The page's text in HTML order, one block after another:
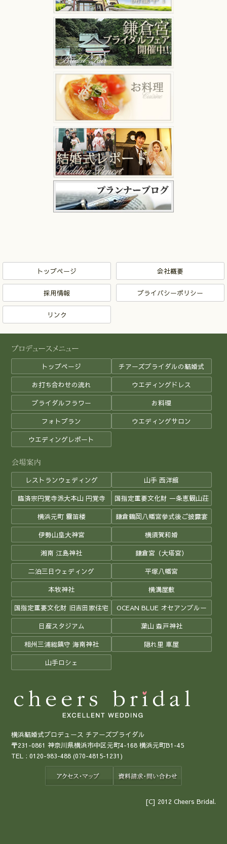
トップページ 会社概要
採用情報 プライバシーポリシー
リンク
トップページ チアーズブライダルの結婚式
お打ち合わせの流れ ウエディングドレス
ブライダルフラワー お料理
フォトプラン ウエディングサロン
ウエディングレポート
レストランウェディング 山手 西洋館
臨済宗円覚寺派大本山 円覚寺 国指定重要文化財 一条恵観山荘
横浜元町 霧笛楼 鎌倉鶴岡八幡宮挙式後ご披露宴
伊勢山皇大神宮 横須賀和婚
湘南 江島神社 鎌倉宮（大塔宮）
二泊三日ウェディング 平塚八幡宮
本牧神社 横溝屋敷
国指定重要文化財 旧吉田家住宅 OCEAN BLUE オセアンブルー
日産スタジアム 葉山 森戸神社
相州三浦総鎮守 海南神社 隠れ里 車屋
山手ロシェ
横浜結婚式プロデュース チアーズブライダル
〒231-0861 神奈川県横浜市中区元町4-168 横浜元町B1-45
TEL :0120-983-488 (070-4815-1231)
[C] 2012 Cheers Bridal.